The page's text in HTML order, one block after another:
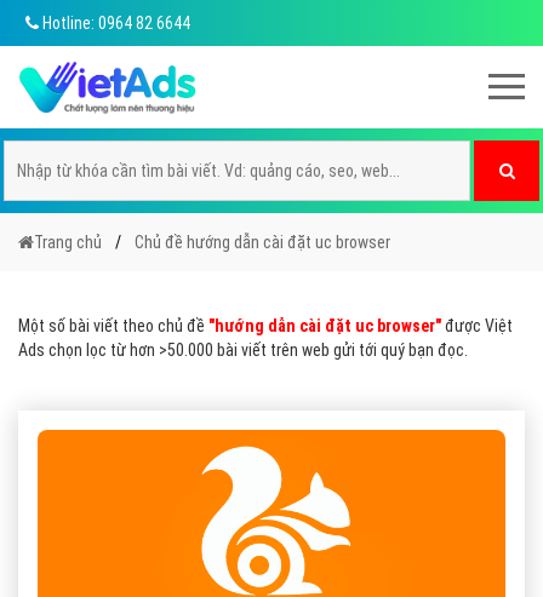
Hotline: 0964 82 6644
Trang chủ Chủ đề hướng dẫn cài đặt uc browser
Một số bài viết theo chủ đề "hướng dẫn cài đặt uc browser"được Việt
Ads chọn lọc từ hơn >50.000 bài viết trên web gửi tới quý bạn đọc.